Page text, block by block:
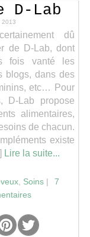
D-Lab
2013
dû
de D-Lab, dont
fois vanté les
blogs, dans des
etc… Pour
D-Lab propose
alimentaires,
de chacun.
existe
Lire la suite...
, Soins|
7